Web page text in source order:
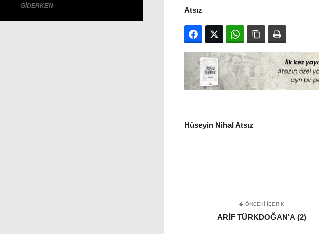
GİDERKEN
Atsız
FacebookTwitter WhatsAppBağlanıyı kopyala
Hüseyin Nihal Atsız
ÖNCEKI İÇERIK
ARIF TÜRKDOĞAN'A (2)